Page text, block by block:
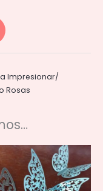
Impresionar/
Rosas